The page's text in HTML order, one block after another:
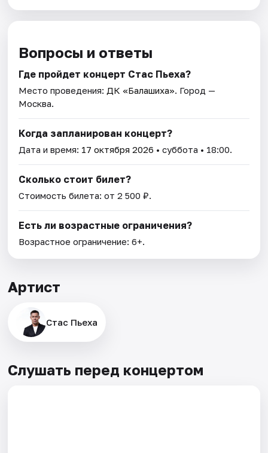
Вопросы и ответы
Где пройдет концерт Стас Пьеха?
Место проведения: ДК «Балашиха» . Город —
Москва.
Когда запланирован концерт?
Дата и время: 17 октября 2026 • суббота • 18:00.
Сколько стоит билет?
Стоимость билета: от 2 500 ₽.
Есть ли возрастные ограничения?
Возрастное ограничение: 6+.
Артист
Стас Пьеха
Слушать перед концертом